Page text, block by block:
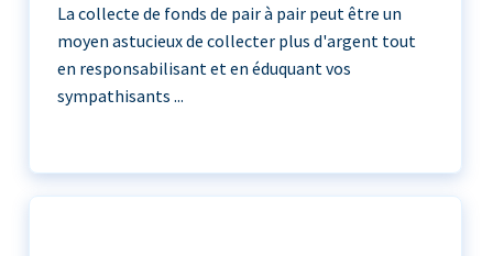
La collecte de fonds de pair à pair peut être un
moyen astucieux de collecter plus d'argent tout
en responsabilisant et en éduquant vos
sympathisants ...